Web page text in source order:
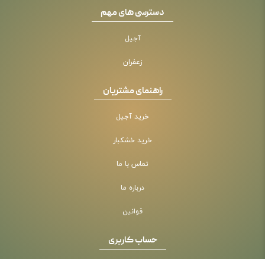
دسترسی های مهم
آجیل
زعفران
راهنمای مشتریان
خرید آجیل
خرید خشکبار
تماس با ما
درباره ما
قوانین
حساب کاربری